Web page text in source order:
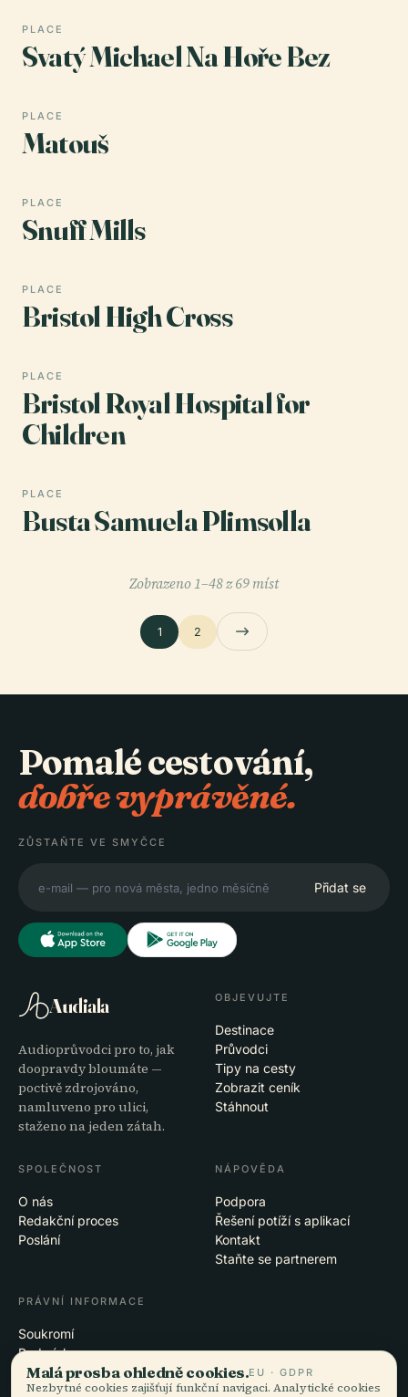
PLACE
Svatý Michael Na Hoře Bez
PLACE
Matouš
PLACE
Snuff Mills
PLACE
Bristol High Cross
PLACE
Bristol Royal Hospital for
Children
PLACE
Busta Samuela Plimsolla
Zobrazeno 1–48 z 69 míst
1 2
Pomalé cestování,
dobře vyprávěné.
ZŮSTAŇTE VE SMYČCE
Přidat se
Audiala
Audioprůvodci pro to, jak
doopravdy bloumáte —
poctivě zdrojováno,
namluveno pro ulici,
staženo na jeden zátah.
OBJEVUJTE
Destinace
Průvodci
Tipy na cesty
Zobrazit ceník
Stáhnout
SPOLEČNOST
O nás
Redakční proces
Poslání
NÁPOVĚDA
Podpora
Řešení potíží s aplikací
Kontakt
Staňte se partnerem
PRÁVNÍ INFORMACE
Soukromí
Podmínky
Nastavení cookies
Smazat účet
Malá prosba ohledně cookies.EU · GDPR
Nezbytné cookies zajišťují funkční navigaci. Analytické cookies